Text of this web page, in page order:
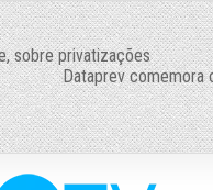
sobre privatizações
Dataprev comemora